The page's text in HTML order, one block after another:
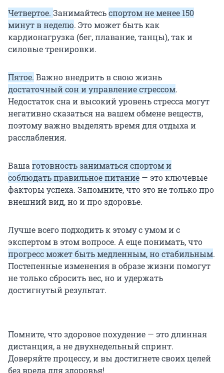
Четвертое. Занимайтесьспортом не менее 150
минут в неделю. Это может быть как
кардионагрузка (бег, плавание, танцы), так и
силовые тренировки.
Пятое. Важно внедрить в свою жизнь
достаточный сон и управление стрессом.
Недостаток сна и высокий уровень стресса могут
негативно сказаться на вашем обмене веществ,
поэтому важно выделять время для отдыха и
расслабления.
Вашаготовность заниматься спортом и
соблюдать правильное питание — это ключевые
факторы успеха. Запомните, что это не только про
внешний вид, но и про здоровье.
Лучше всего подходить к этому с умом и с
экспертом в этом вопросе. А еще понимать, что
прогресс может быть медленным, но стабильным.
Постепенные изменения в образе жизни помогут
не только сбросить вес, но и удержать
достигнутый результат.
Помните, что здоровое похудение — это длинная
дистанция, а не двухнедельный спринт.
Доверяйте процессу, и вы достигнете своих целей
без вреда для здоровья!